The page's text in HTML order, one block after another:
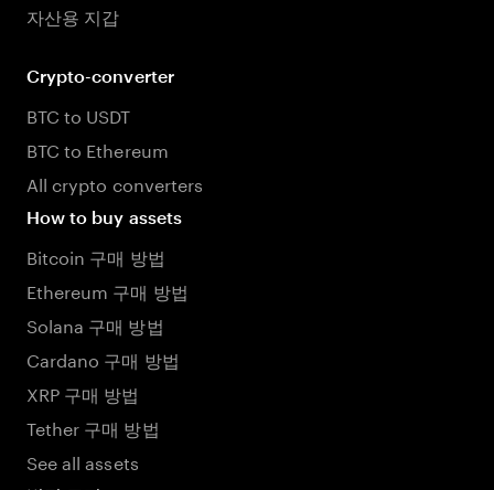
자산용 지갑
Crypto-converter
BTC to USDT
BTC to Ethereum
All crypto converters
How to buy assets
Bitcoin 구매 방법
Ethereum 구매 방법
Solana 구매 방법
Cardano 구매 방법
XRP 구매 방법
Tether 구매 방법
See all assets